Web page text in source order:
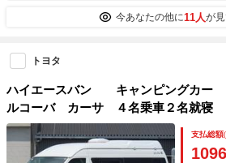
今あなたの他に11人が
トヨタ
ハイエースバン キャンピングカー
ルコーバ カーサ ４名乗車２名就
レンジ 液晶テレビ カセットトイレ
ー 外部充電 １５００Ｗインバータ
支払総額